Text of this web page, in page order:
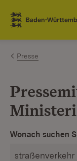
Zum Inhalt
Link zur
Presse
Wonach suchen